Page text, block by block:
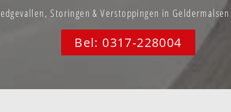
Storingen & Verstoppingen in
Bel: 0317-228004